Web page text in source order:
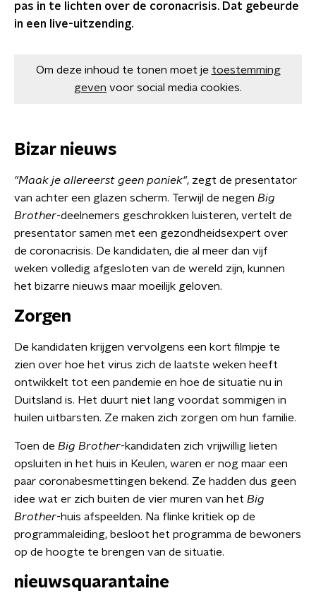
pas in te lichten over de coronacrisis. Dat gebeurde
in een live-uitzending.
Om deze inhoud te tonen moet je toestemming
geven voor social media cookies.
Bizar nieuws
"Maak je allereerst geen paniek", zegt de presentator
van achter een glazen scherm. Terwijl de negen Big
Brother-deelnemers geschrokken luisteren, vertelt de
presentator samen met een gezondheidsexpert over
de coronacrisis. De kandidaten, die al meer dan vijf
weken volledig afgesloten van de wereld zijn, kunnen
het bizarre nieuws maar moeilijk geloven.
Zorgen
De kandidaten krijgen vervolgens een kort filmpje te
zien over hoe het virus zich de laatste weken heeft
ontwikkelt tot een pandemie en hoe de situatie nu in
Duitsland is. Het duurt niet lang voordat sommigen in
huilen uitbarsten. Ze maken zich zorgen om hun familie.
Toen de Big Brother-kandidaten zich vrijwillig lieten
opsluiten in het huis in Keulen, waren er nog maar een
paar coronabesmettingen bekend. Ze hadden dus geen
idee wat er zich buiten de vier muren van het Big
Brother-huis afspeelden. Na flinke kritiek op de
programmaleiding, besloot het programma de bewoners
op de hoogte te brengen van de situatie.
nieuwsquarantaine